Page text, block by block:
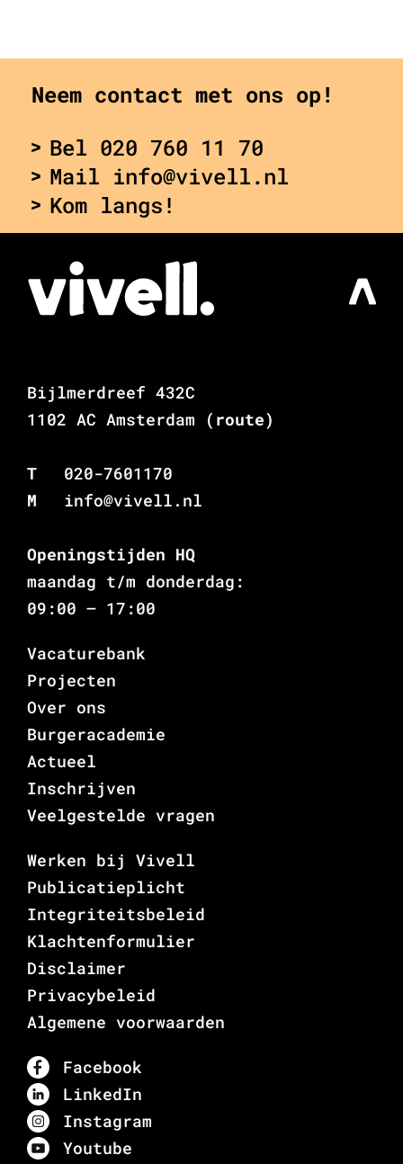
Neem contact met ons op!
Bel 020 760 11 70
Mail info@vivell.nl
Kom langs!
Bijlmerdreef 432C
1102 AC Amsterdam
(route)
T
020-7601170
M
info@vivell.nl
Openingstijden HQ
maandag t/m donderdag:
09:00 – 17:00
Vacaturebank
Projecten
Over ons
Burgeracademie
Actueel
Inschrijven
Veelgestelde vragen
Werken bij Vivell
Publicatieplicht
Integriteitsbeleid
Klachtenformulier
Disclaimer
Privacybeleid
Algemene voorwaarden
Facebook
LinkedIn
Instagram
Youtube